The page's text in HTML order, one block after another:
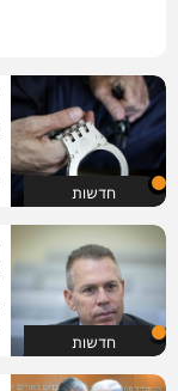
חדשות
חדשות